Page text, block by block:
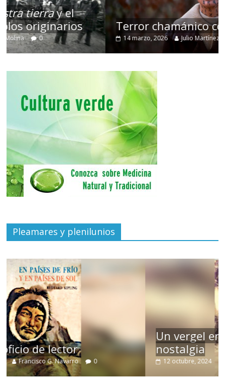
Terror chamánico coreano
14 marzo, 2026 Julio Martínez Molina 0
Pleamares y plenilunios
Un vergel en las nieblas de la
nostalgia
12 octubre, 2024 Francisco G. Navarro 0